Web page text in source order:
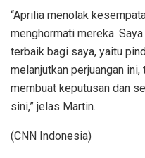
“Aprilia menolak
menghormati mereka.
terbaik bagi saya, yaitu
melanjutkan perjuangan
membuat keputusan dan
sini,” jelas Martin.
(CNN Indonesia)